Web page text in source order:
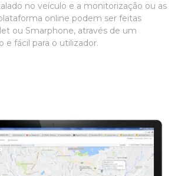
no veículo e a monitorização ou as
online podem ser feitas
ou Smarphone, através de um
e fácil para o utilizador.